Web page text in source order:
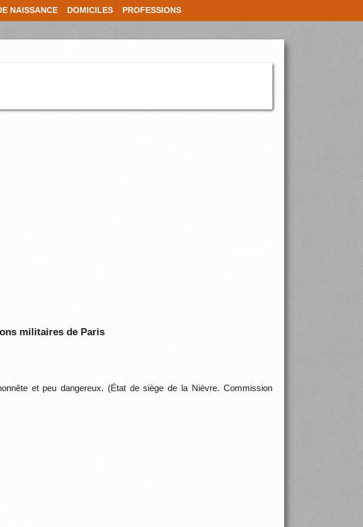
NAISSANCE DOMICILES PROFESSIONS
militaires de Paris
et peu dangereux. (État de siège de la Nièvre. Commission